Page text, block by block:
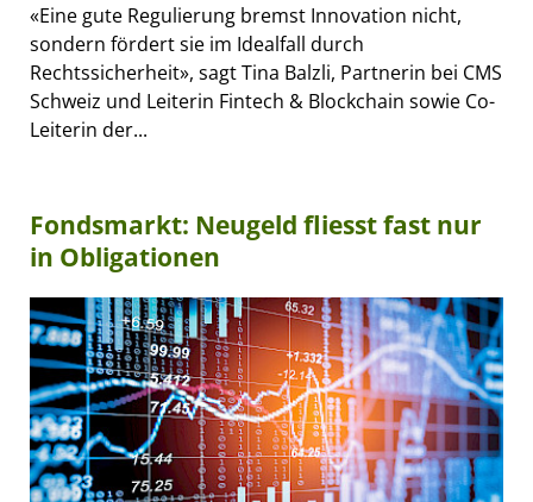
«Eine gute Regulierung bremst Innovation nicht,
sondern fördert sie im Idealfall durch
Rechtssicherheit», sagt Tina Balzli, Partnerin bei CMS
Schweiz und Leiterin Fintech & Blockchain sowie Co-
Leiterin der...
Fondsmarkt: Neugeld fliesst fast nur
in Obligationen